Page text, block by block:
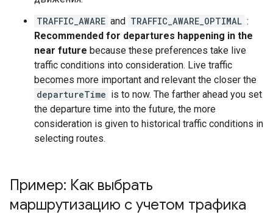
TRAFFIC_AWARE and TRAFFIC_AWARE_OPTIMAL :
Recommended for departures happening in the
near future because these preferences take live
traffic conditions into consideration. Live traffic
becomes more important and relevant the closer the
departureTime is to now. The farther ahead you set
the departure time into the future, the more
consideration is given to historical traffic conditions in
selecting routes.
Пример: Как выбрать
маршрутизацию с учетом трафика